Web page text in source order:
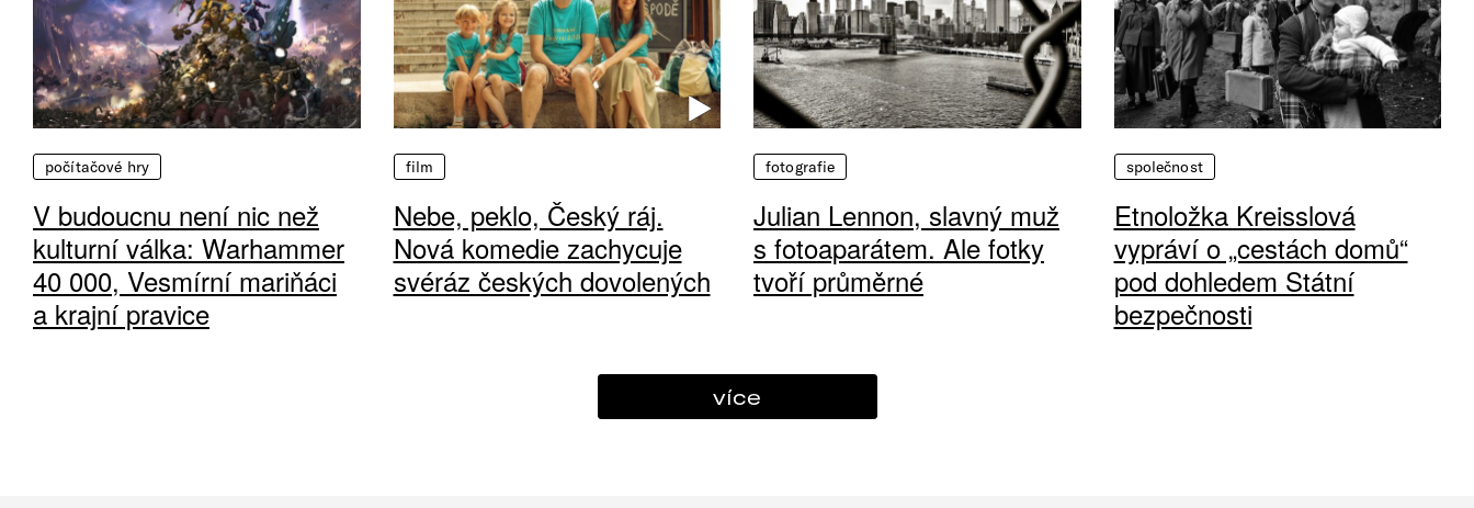
počítačové hry
V budoucnu není nic než
kulturní válka: Warhammer
40 000, Vesmírní mariňáci
a krajní pravice
film
Nebe, peklo, Český ráj.
Nová komedie zachycuje
svéráz českých dovolených
fotografie
Julian Lennon, slavný muž
s fotoaparátem. Ale fotky
tvoří průměrné
společnost
Etnoložka Kreisslová
vypráví o „cestách domů“
pod dohledem Státní
bezpečnosti
více